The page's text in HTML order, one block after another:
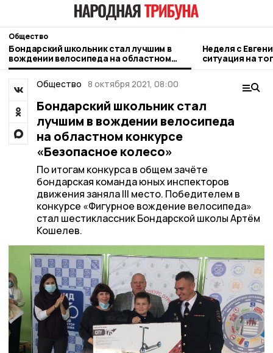
Общество
Бондарский школьник стал лучшим в
вождении велосипеда на областном
конкурсе «Безопасное колесо»
Неделя с
ситуация на
городе и
Общество 8 октября 2021, 08:00
Бондарский школьник стал
лучшим в вождении велосипеда
на областном конкурсе
«Безопасное колесо»
По итогам конкурса в общем зачёте
бондарская команда юных инспекторов
движения заняла III место. Победителем в
конкурсе «Фигурное вождение велосипеда»
стал шестиклассник Бондарской школы Артём
Кошелев.